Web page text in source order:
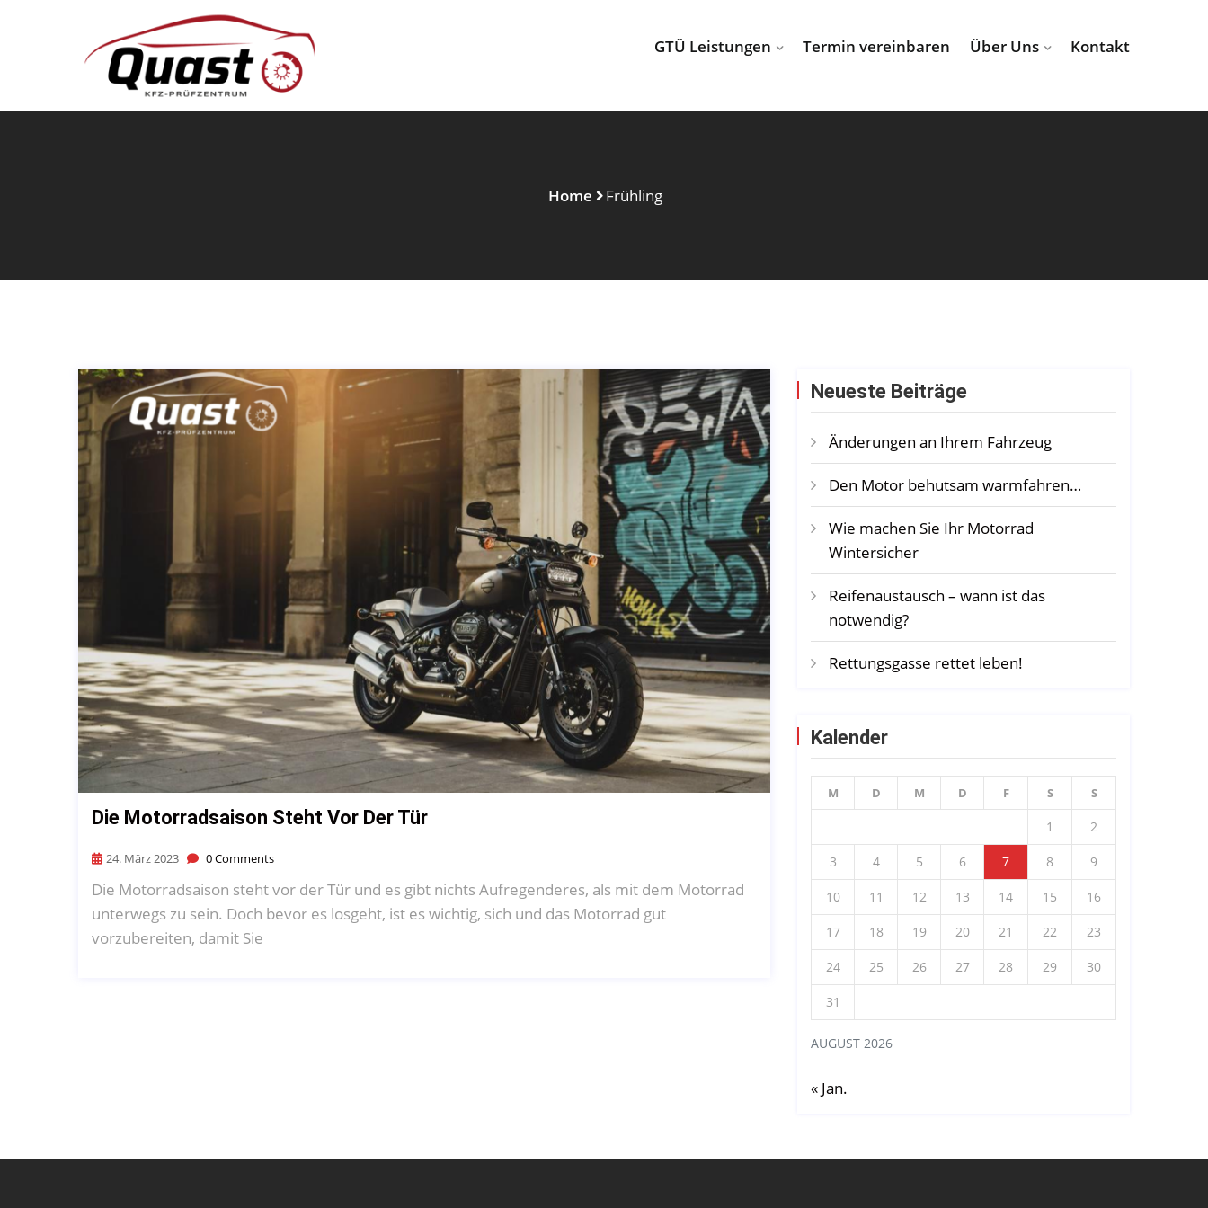
GTÜ Leistungen Termin vereinbaren Über Uns Kontakt
Home Frühling
Die Motorradsaison Steht Vor Der Tür
24. März 2023 0 Comments
Die Motorradsaison steht vor der Tür und es gibt nichts Aufregenderes, als mit dem Motorrad
unterwegs zu sein. Doch bevor es losgeht, ist es wichtig, sich und das Motorrad gut
vorzubereiten, damit Sie
Neueste Beiträge
Änderungen an Ihrem Fahrzeug
Den Motor behutsam warmfahren…
Wie machen Sie Ihr Motorrad
Wintersicher
Reifenaustausch – wann ist das
notwendig?
Rettungsgasse rettet leben!
Kalender
AUGUST 2026
M D M D F S S
1 2
3 4 5 6 7 8 9
10 11 12 13 14 15 16
17 18 19 20 21 22 23
24 25 26 27 28 29 30
31
« Jan.